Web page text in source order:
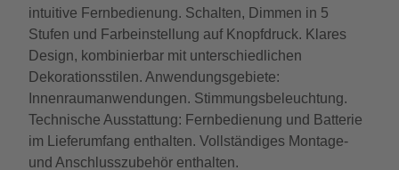
intuitive Fernbedienung. Schalten, Dimmen in 5
Stufen und Farbeinstellung auf Knopfdruck. Klares
Design, kombinierbar mit unterschiedlichen
Dekorationsstilen. Anwendungsgebiete:
Innenraumanwendungen. Stimmungsbeleuchtung.
Technische Ausstattung: Fernbedienung und Batterie
im Lieferumfang enthalten. Vollständiges Montage-
und Anschlusszubehör enthalten.